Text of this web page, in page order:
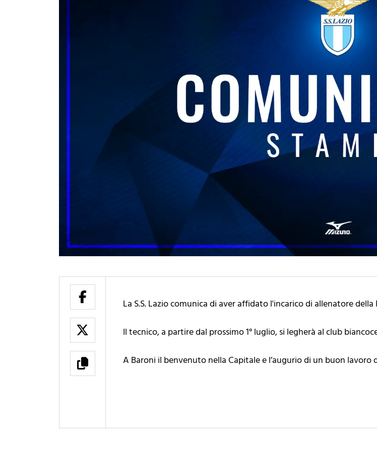
La S.S. Lazio comunica di aver affidato l'incarico di allenatore
Il tecnico, a partire dal prossimo 1° luglio, si legherà al club
A Baroni il benvenuto nella Capitale e l’augurio di un buon